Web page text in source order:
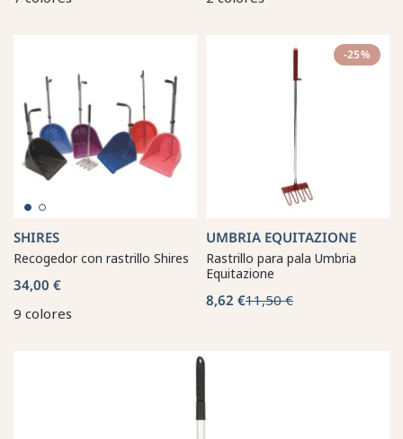
SHIRES
Recogedor con rastrillo Shires
34,00 €
9 colores
-25%
UMBRIA EQUITAZIONE
Rastrillo para pala Umbria
Equitazione
8,62 €11,50 €